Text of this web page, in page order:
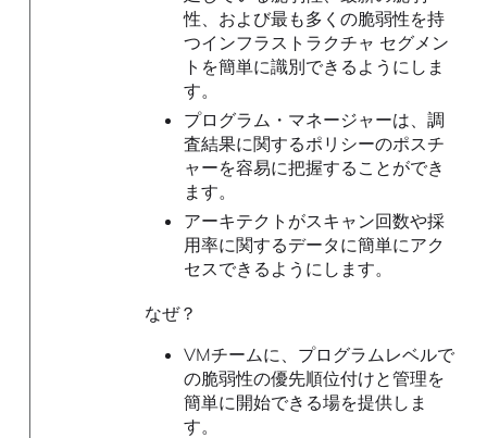
性、および最も多くの脆弱性を持
つインフラストラクチャ セグメン
トを簡単に識別できるようにしま
す。
プログラム・マネージャーは、調
査結果に関するポリシーのポスチ
ャーを容易に把握することができ
ます。
アーキテクトがスキャン回数や採
用率に関するデータに簡単にアク
セスできるようにします。
なぜ？
VMチームに、プログラムレベルで
の脆弱性の優先順位付けと管理を
簡単に開始できる場を提供しま
す。